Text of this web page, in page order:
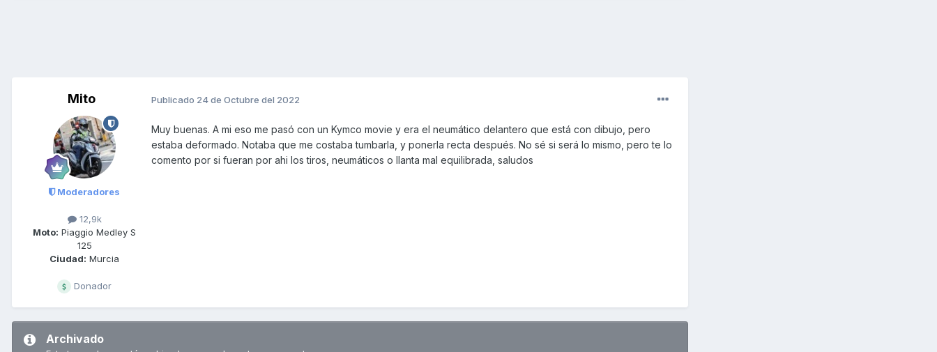
Mito
Moderadores
12,9k
Moto: Piaggio Medley S
125
Ciudad: Murcia
Donador
Publicado 24 de Octubre del 2022
Muy buenas. A mi eso me pasó con un Kymco movie y era el neumático delantero que está con dibujo, pero
estaba deformado. Notaba que me costaba tumbarla, y ponerla recta después. No sé si será lo mismo, pero te lo
comento por si fueran por ahi los tiros, neumáticos o llanta mal equilibrada, saludos
Archivado